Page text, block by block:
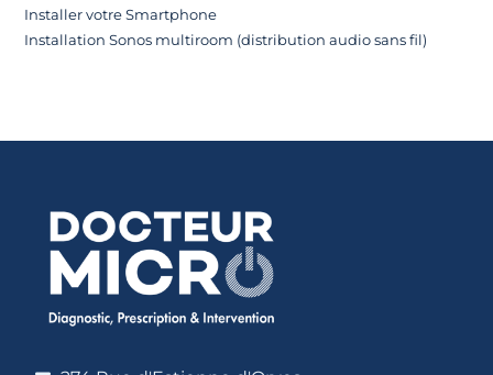
Installer votre Smartphone
Installation Sonos multiroom (distribution audio sans fil)